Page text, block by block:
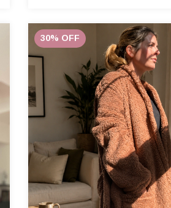
30% OFF